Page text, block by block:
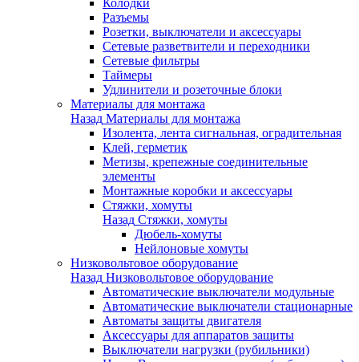
Колодки
Разъемы
Розетки, выключатели и аксессуары
Сетевые разветвители и переходники
Сетевые фильтры
Таймеры
Удлинители и розеточные блоки
Материалы для монтажа
Назад Материалы для монтажа
Изолента, лента сигнальная, оградительная
Клей, герметик
Метизы, крепежные соединительные
элементы
Монтажные коробки и аксессуары
Стяжки, хомуты
Назад Стяжки, хомуты
Дюбель-хомуты
Нейлоновые хомуты
Низковольтовое оборудование
Назад Низковольтовое оборудование
Автоматические выключатели модульные
Автоматические выключатели стационарные
Автоматы защиты двигателя
Аксессуары для аппаратов защиты
Выключатели нагрузки (рубильники)